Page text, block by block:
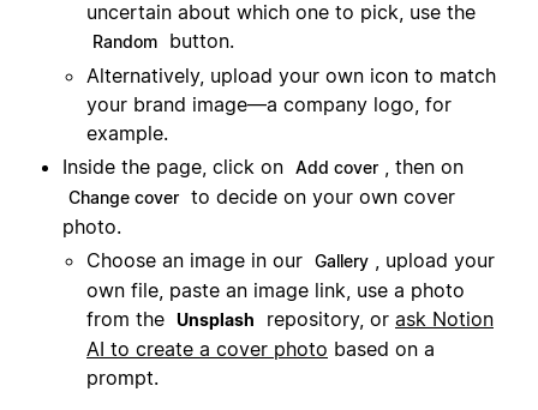
uncertain about which one to pick, use the
Random
button.
Alternatively, upload your own icon to match
your brand image—a company logo, for
example.
Inside the page, click on Add cover , then on
Change cover to decide on your own cover
photo.
Choose an image in our Gallery , upload your
own file, paste an image link, use a photo
from the Unsplash repository, or ask Notion
AI to create a cover photo based on a
prompt.